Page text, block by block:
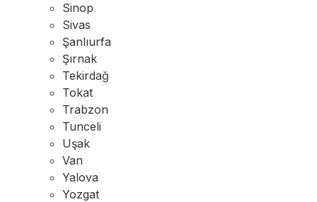
Sinop
Sivas
Şanlıurfa
Şırnak
Tekirdağ
Tokat
Trabzon
Tunceli
Uşak
Van
Yalova
Yozgat